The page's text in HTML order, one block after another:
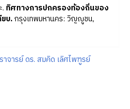
ทิศทางการปกครองท้องถิ่นของ
บ.กรุงเทพมหานคร: วิญญูชน,
จารย์ ดร. สมคิด เลิศไพฑูรย์